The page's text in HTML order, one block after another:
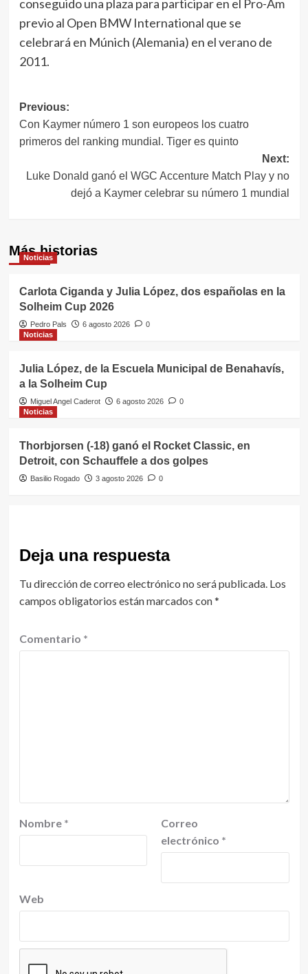
conseguido una plaza para participar en el Pro-Am
previo al Open BMW International que se
celebrará en Múnich (Alemania) en el verano de
2011.
Navegación
de
entradas
Previous:
Con Kaymer número 1 son europeos los cuatro
primeros del ranking mundial. Tiger es quinto
Next:
Luke Donald ganó el WGC Accenture Match Play y no
dejó a Kaymer celebrar su número 1 mundial
Más historias
Noticias
Carlota Ciganda y Julia López, dos españolas en la
Solheim Cup 2026
Pedro Pals 6 agosto 2026
0
Noticias
Julia López, de la Escuela Municipal de Benahavís,
a la Solheim Cup
Miguel Angel Caderot 6 agosto 2026
0
Noticias
Thorbjorsen (-18) ganó el Rocket Classic, en
Detroit, con Schauffele a dos golpes
Basilio Rogado 3 agosto 2026 0
Deja una respuesta
Tu dirección de correo electrónico no será publicada. Los
campos obligatorios están marcados con*
Comentario *
Nombre *
Correo
electrónico *
Web